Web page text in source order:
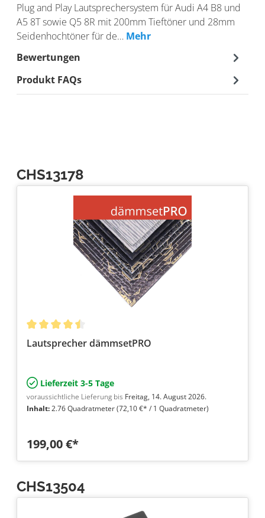
Plug and Play Lautsprechersystem für Audi A4 B8 und
A5 8T sowie Q5 8R mit 200mm Tieftöner und 28mm
Seidenhochtöner für de… Mehr
Bewertungen
Produkt FAQs
CHS13178
Lautsprecher dämmsetPRO
Lieferzeit 3-5 Tage
voraussichtliche Lieferung bis Freitag, 14. August 2026.
Inhalt:2.76 Quadratmeter(72,10 €* / 1 Quadratmeter)
199,00 €*
CHS13504